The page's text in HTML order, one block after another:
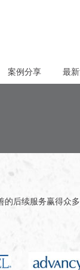
案例分享 最
的后续服务赢得众